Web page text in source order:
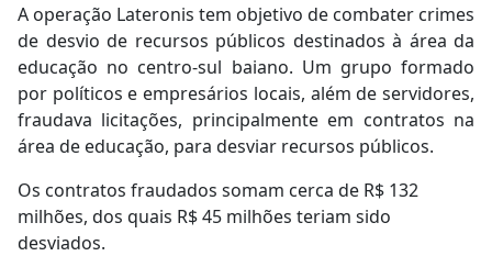
A operação Lateronis tem objetivo de combater crimes
de desvio de recursos públicos destinados à área da
educação no centro-sul baiano. Um grupo formado
por políticos e empresários locais, além de servidores,
fraudava licitações, principalmente em contratos na
área de educação, para desviar recursos públicos.
Os contratos fraudados somam cerca de R$ 132
milhões, dos quais R$ 45 milhões teriam sido
desviados.